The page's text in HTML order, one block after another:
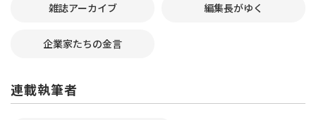
雑誌アーカイブ 編集長がゆく
企業家たちの金言
連載執筆者